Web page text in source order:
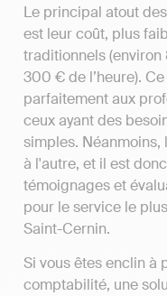
Le principal atout
est leur coût, plus
traditionnels
300 € de l’heure).
parfaitement aux
ceux ayant des
simples.
à l'autre, et il est
témoignages et
pour le service le
Saint-Cernin.
Si vous êtes enclin à
comptabilité, une